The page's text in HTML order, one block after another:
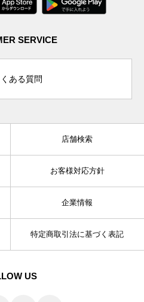
SERVICE
ある質問
店舗検索
お客様対応方針
企業情報
特定商取引法に基づく表記
US